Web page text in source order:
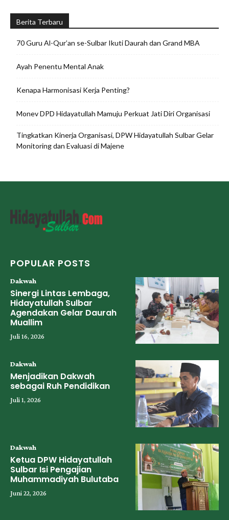
Berita Terbaru
70 Guru Al-Qur’an se-Sulbar Ikuti Daurah dan Grand MBA
Ayah Penentu Mental Anak
Kenapa Harmonisasi Kerja Penting?
Monev DPD Hidayatullah Mamuju Perkuat Jati Diri Organisasi
Tingkatkan Kinerja Organisasi, DPW Hidayatullah Sulbar Gelar
Monitoring dan Evaluasi di Majene
POPULAR POSTS
Dakwah
Sinergi Lintas Lembaga,
Hidayatullah Sulbar
Agendakan Gelar Daurah
Muallim
Juli 16, 2026
Dakwah
Menjadikan Dakwah
sebagai Ruh Pendidikan
Juli 1, 2026
Dakwah
Ketua DPW Hidayatullah
Sulbar Isi Pengajian
Muhammadiyah Bulutaba
Juni 22, 2026